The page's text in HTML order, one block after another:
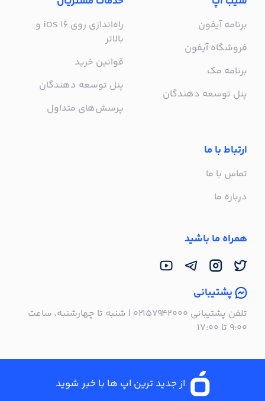
برنامه آیفون
فروشگاه آیفون
برنامه مک
پنل توسعه دهندگان
راه‌اندازی روی iOS 16 و
بالاتر
قوانین خرید
پنل توسعه دهندگان
پرسش‌های متداول
ارتباط با ما
تماس با ما
درباره ما
همراه ما باشید
پشتیبانی
تلفن پشتیبانی ۰۲۱۵۷۹۴۲۰۰۰ | شنبه تا چهارشنبه، ساعت
۹:۰۰ تا ۱۷:۰۰
از جدید ترین اپ ها با خبر شوید